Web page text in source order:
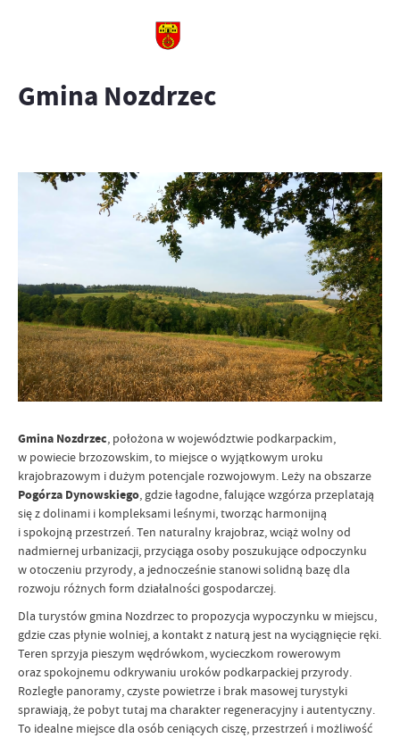
Gmina Nozdrzec
Gmina Nozdrzec, położona w województwie podkarpackim,
w powiecie brzozowskim, to miejsce o wyjątkowym uroku
krajobrazowym i dużym potencjale rozwojowym. Leży na obszarze
Pogórza Dynowskiego, gdzie łagodne, falujące wzgórza przeplatają
się z dolinami i kompleksami leśnymi, tworząc harmonijną
i spokojną przestrzeń. Ten naturalny krajobraz, wciąż wolny od
nadmiernej urbanizacji, przyciąga osoby poszukujące odpoczynku
w otoczeniu przyrody, a jednocześnie stanowi solidną bazę dla
rozwoju różnych form działalności gospodarczej.
Dla turystów gmina Nozdrzec to propozycja wypoczynku w miejscu,
gdzie czas płynie wolniej, a kontakt z naturą jest na wyciągnięcie ręki.
Teren sprzyja pieszym wędrówkom, wycieczkom rowerowym
oraz spokojnemu odkrywaniu uroków podkarpackiej przyrody.
Rozległe panoramy, czyste powietrze i brak masowej turystyki
sprawiają, że pobyt tutaj ma charakter regeneracyjny i autentyczny.
To idealne miejsce dla osób ceniących ciszę, przestrzeń i możliwość